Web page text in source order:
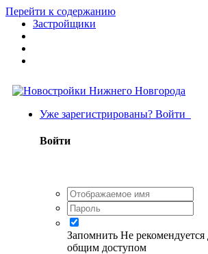
Перейти к содержанию
Застройщики
Уже зарегистрированы? Войти
Войти
Запомнить Не
общим доступом